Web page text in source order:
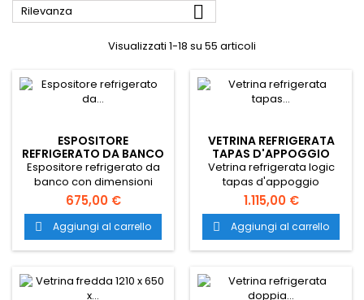
Rilevanza 
Visualizzati 1-18 su 55 articoli
ESPOSITORE
REFRIGERATO DA BANCO
PER BUBBLES
Espositore refrigerato da
banco con dimensioni
767x612x328h mm e
temperatura +2 +12.
Trasporto gratuito in tutta
Italia.
675,00 €
 Aggiungi al carrello
VETRINA REFRIGERATA
TAPAS D'APPOGGIO
Vetrina refrigerata logic
tapas d'appoggio
dimensioni 970x380x225
mm. Espositore refrigerato
statico per tutti i tipi di cibo.
Vetrina frigo ideale per bar,
cicchetterie e osterie.
1.115,00 €
 Aggiungi al carrello